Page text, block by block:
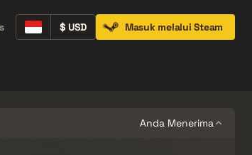
$ USD Masuk melalui Steam
Anda Menerima